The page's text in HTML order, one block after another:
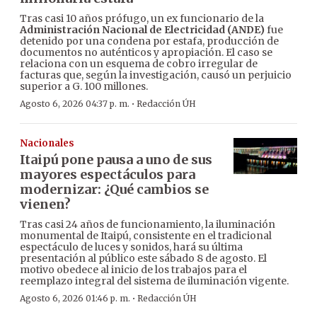
Tras casi 10 años prófugo, un ex funcionario de la
Administración Nacional de Electricidad (ANDE)fue
detenido por una condena por estafa, producción de
documentos no auténticos y apropiación. El caso se
relaciona con un esquema de cobro irregular de
facturas que, según la investigación, causó un perjuicio
superior a G. 100 millones.
Agosto 6, 2026 04:37 p. m. · Redacción ÚH
Nacionales
Itaipú pone pausa a uno de sus
mayores espectáculos para
modernizar: ¿Qué cambios se
vienen?
Tras casi 24 años de funcionamiento, la iluminación
monumental de Itaipú, consistente en el tradicional
espectáculo de luces y sonidos, hará su última
presentación al público este sábado 8 de agosto. El
motivo obedece al inicio de los trabajos para el
reemplazo integral del sistema de iluminación vigente.
Agosto 6, 2026 01:46 p. m. · Redacción ÚH